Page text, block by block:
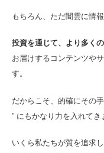
もちろん、ただ闇雲に情
投資を通じて、より多く
お届けするコンテンツや
す。
だからこそ、的確にその
” にもかなり力を入れてき
いくら私たちが質を追求